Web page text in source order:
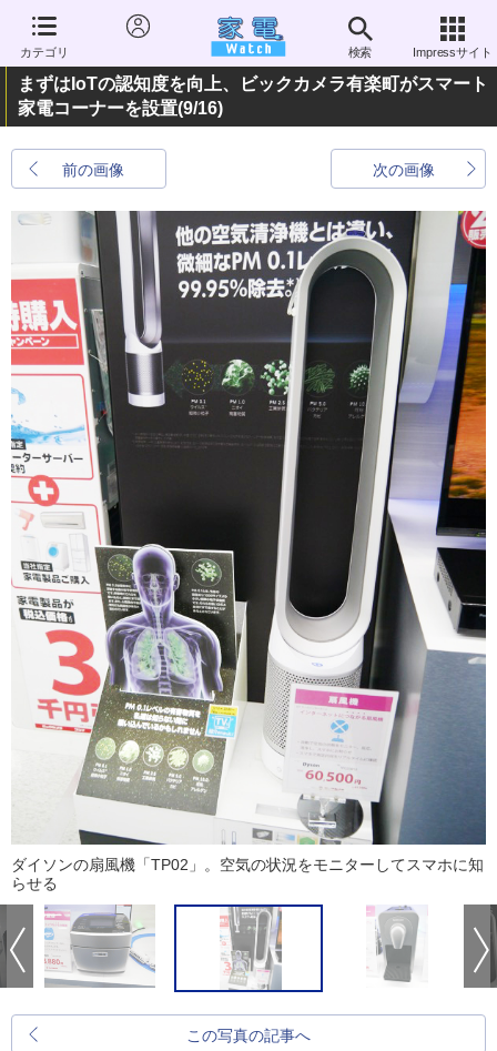
カテゴリ 検索 Impressサイト
まずはIoTの認知度を向上、ビックカメラ有楽町がスマート
家電コーナーを設置(9/16)
前の画像 次の画像
ダイソンの扇風機「TP02」。空気の状況をモニターしてスマホに知
らせる
この写真の記事へ